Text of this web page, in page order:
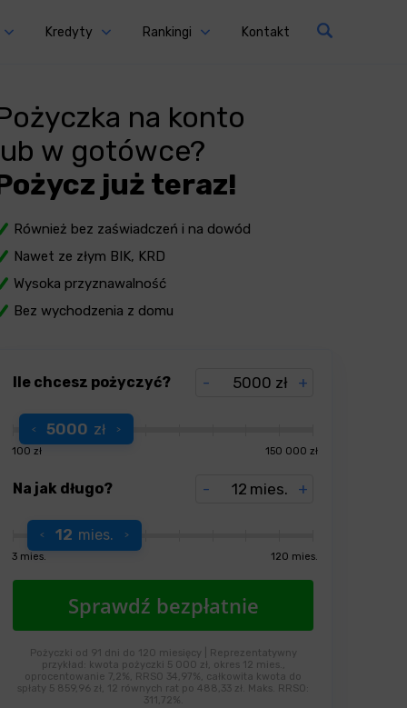
Kredyty Rankingi Kontakt
na konto
w gotówce?
już teraz!
Również bez zaświadczeń i na dowód
Nawet ze złym BIK, KRD
Wysoka przyznawalność
Bez wychodzenia z domu
Ile chcesz pożyczyć? zł
- +
5000 zł
100 zł 150 000 zł
Na jak długo? mies.
- +
12 mies.
3 mies. 120 mies.
Pożyczki od 91 dni do 120 miesięcy | Reprezentatywny
przykład: kwota pożyczki 5 000 zł, okres 12 mies.,
oprocentowanie 7,2%, RRSO 34,97%, całkowita kwota do
spłaty 5 859,96 zł, 12 równych rat po 488,33 zł. Maks. RRSO:
311,72%.